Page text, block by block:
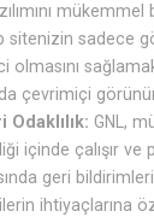
sitenizin sadece
olmasını
çevrimiçi
Odaklılık: GNL,
içinde çalışır ve
geri
ihtiyaçlarına